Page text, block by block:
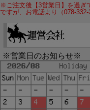
※ご注文後【3営業日】を過ぎ
ですが、お電話より（078-
※営業日のお知らせ※